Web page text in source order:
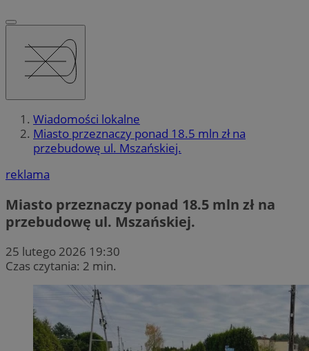
Wiadomości lokalne
Miasto przeznaczy ponad 18.5 mln zł na
przebudowę ul. Mszańskiej.
reklama
Miasto przeznaczy ponad 18.5 mln zł na
przebudowę ul. Mszańskiej.
25 lutego 2026 19:30
Czas czytania: 2 min.